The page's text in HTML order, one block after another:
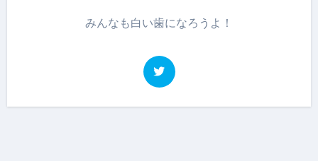
みんなも白い歯になろうよ！